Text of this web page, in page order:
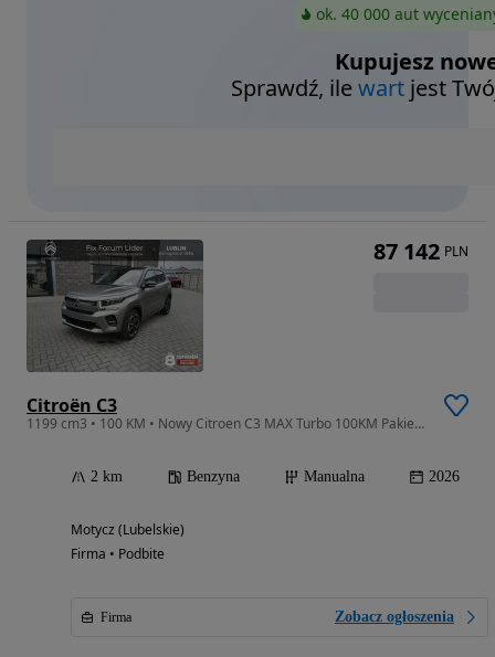
ok. 40 000 aut
Kupujesz
Sprawdź, ilewart jest
Citroën C3
1199 cm3 • 100 KM • Nowy Citroen C3 MAX Turbo 100KM Pakiet Zimowy Ubezpieczenie 1,99%
2 km Benzyna Manualna 2026
Motycz (Lubelskie)
Firma • Podbite
Firma Zobacz ogłoszenia
87 142 PLN